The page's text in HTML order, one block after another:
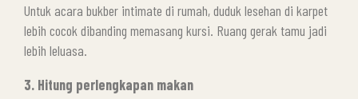
Untuk acara bukber intimate di rumah, duduk lesehan di karpet
lebih cocok dibanding memasang kursi. Ruang gerak tamu jadi
lebih leluasa.
3. Hitung perlengkapan makan